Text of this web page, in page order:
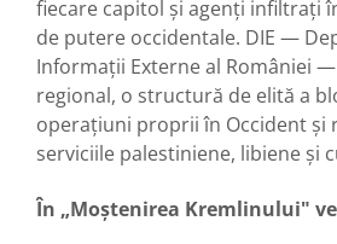
fiecare capitol și agenți infiltrați
de putere occidentale. DIE —
Informații Externe al României
regional, o structură de elită a
operațiuni proprii în Occident și
serviciile palestiniene, libiene și
În „Moștenirea Kremlinului"